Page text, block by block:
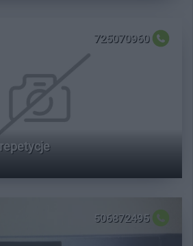
725070960
506872495